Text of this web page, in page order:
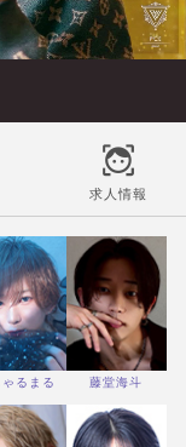
求人情報
ゃるまる 藤堂海斗